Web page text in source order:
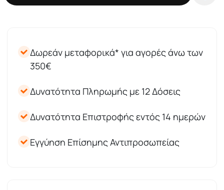
Δωρεάν μεταφορικά* για αγορές άνω των
350€
Δυνατότητα Πληρωμής με 12 Δόσεις
Δυνατότητα Επιστροφής εντός 14 ημερών
Εγγύηση Επίσημης Αντιπροσωπείας